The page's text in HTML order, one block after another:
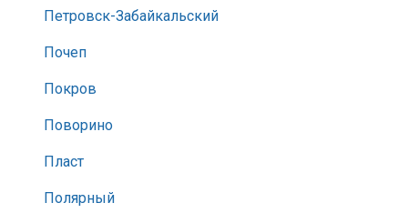
Петровск-Забайкальский
Почеп
Покров
Поворино
Пласт
Полярный